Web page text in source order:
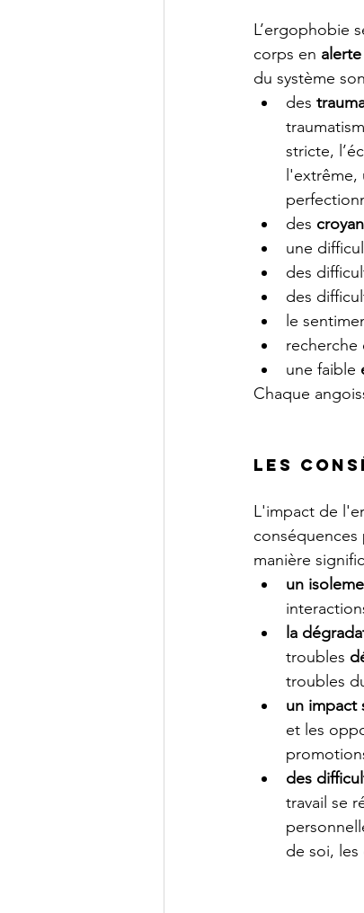
L’ergophobie
corps en alerte
du système
des
stricte,
des
une
des
des
le
recherche
une faible
Chaque
Les
L'impact de
manière
un
la
troubles
troubles
un impact
et les
des
travail se
de soi, les